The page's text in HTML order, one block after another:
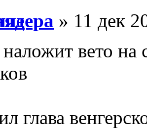
» 11 дек
вето
глава